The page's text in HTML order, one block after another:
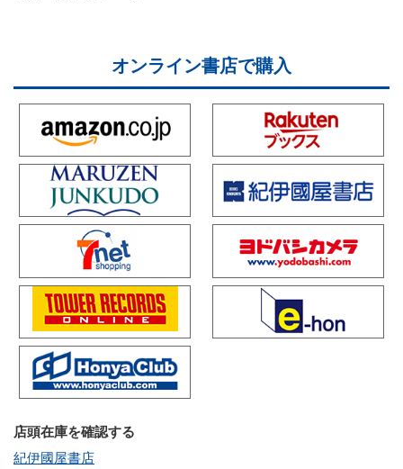
オンライン書店で購入
店頭在庫を確認する
紀伊國屋書店